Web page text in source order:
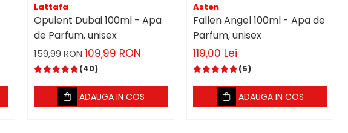
Lattafa
Opulent Dubai 100ml - Apa
de Parfum, unisex
159,99 RON109,99 RON
(40)
ADAUGA IN COS
Asten
Fallen Angel 100ml - Apa de
Parfum, unisex
119,00 Lei
(5)
ADAUGA IN COS